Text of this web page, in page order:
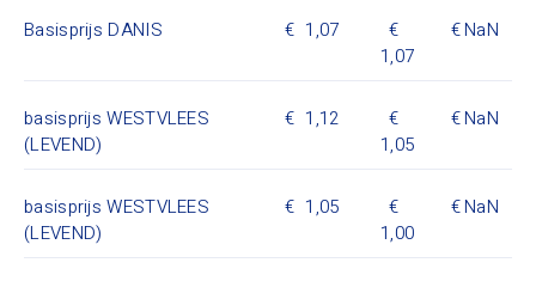
Basisprijs DANIS
1,07
1,07
NaN
basisprijs WESTVLEES
(LEVEND)
1,12
1,05
NaN
basisprijs WESTVLEES
(LEVEND)
1,05
1,00
NaN